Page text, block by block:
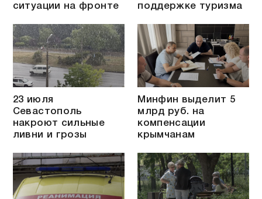
ситуации на фронте
поддержке туризма
23 июля
Севастополь
накроют сильные
ливни и грозы
Минфин выделит 5
млрд руб. на
компенсации
крымчанам